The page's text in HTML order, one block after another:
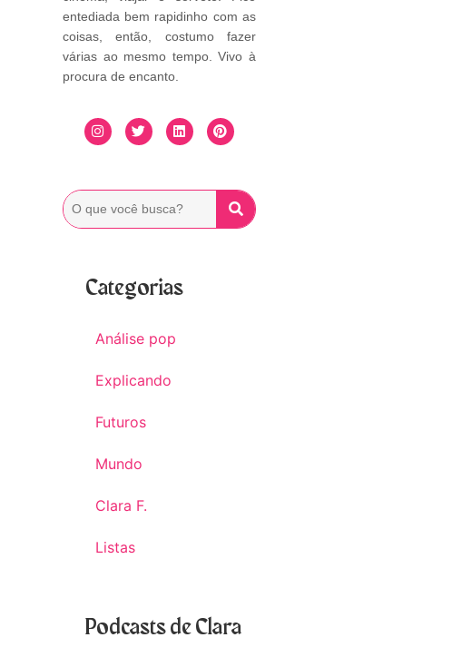
entediada bem rapidinho com as
coisas, então, costumo fazer
várias ao mesmo tempo. Vivo à
procura de encanto.
Categorias
Análise pop
Explicando
Futuros
Mundo
Clara F.
Listas
Podcasts de Clara